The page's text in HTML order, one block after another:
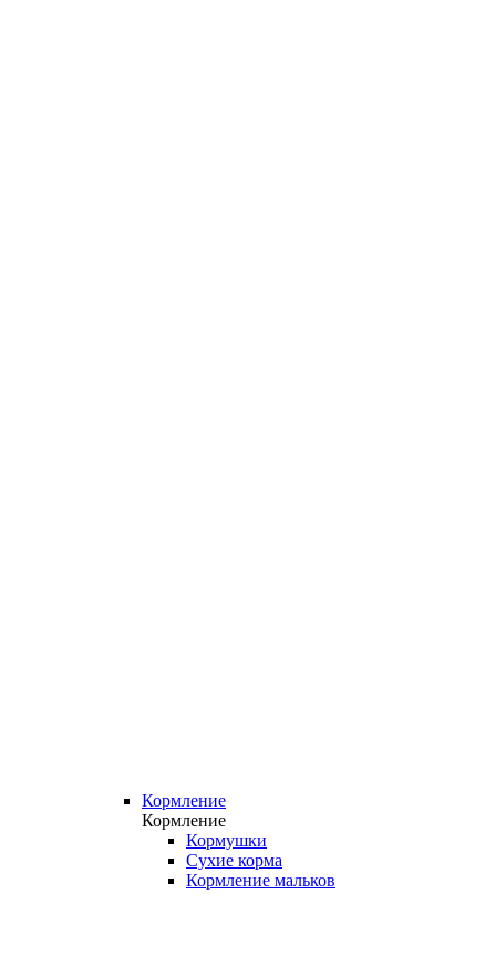
Кормление
Кормление
Кормушки
Сухие корма
Кормление мальков